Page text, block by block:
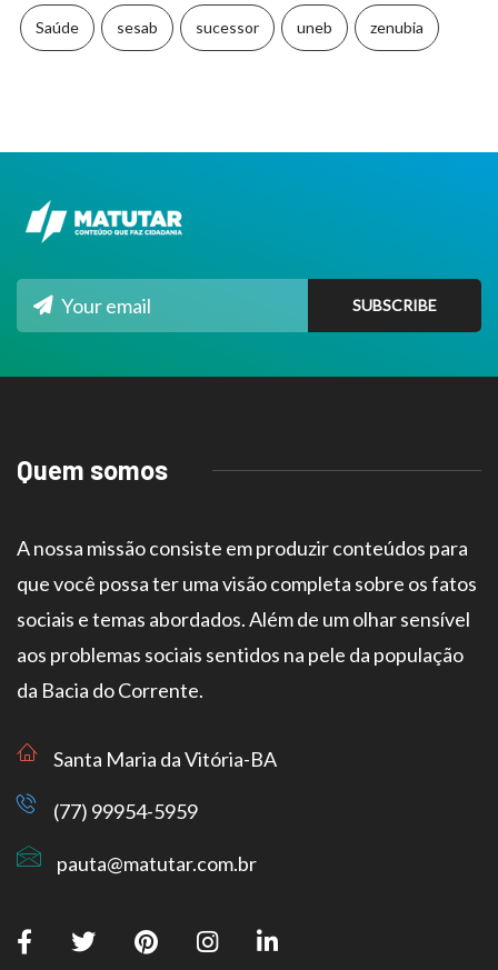
Saúde sesab sucessor uneb zenubia
Quem somos
A nossa missão consiste em produzir conteúdos para
que você possa ter uma visão completa sobre os fatos
sociais e temas abordados. Além de um olhar sensível
aos problemas sociais sentidos na pele da população
da Bacia do Corrente.
Santa Maria da Vitória-BA
(77) 99954-5959
pauta@matutar.com.br